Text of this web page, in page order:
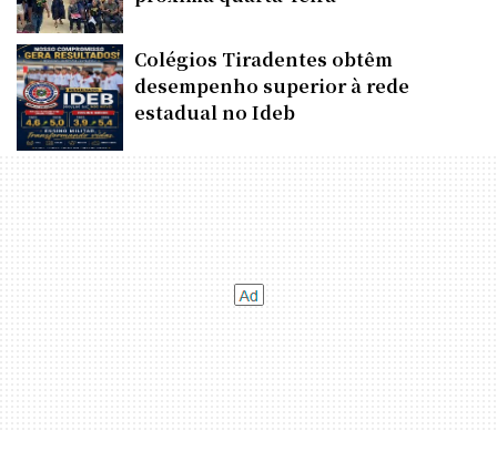
Colégios Tiradentes obtêm
desempenho superior à rede
estadual no Ideb